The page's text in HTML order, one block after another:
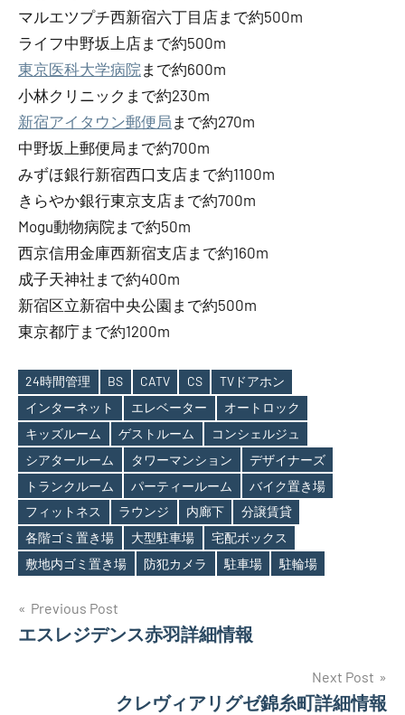
マルエツプチ西新宿六丁目店まで約500m
ライフ中野坂上店まで約500m
東京医科大学病院 まで約600m
小林クリニックまで約230m
新宿アイタウン郵便局 まで約270m
中野坂上郵便局まで約700m
みずほ銀行新宿西口支店まで約1100m
きらやか銀行東京支店まで約700m
Mogu動物病院まで約50m
西京信用金庫西新宿支店まで約160m
成子天神社まで約400m
新宿区立新宿中央公園まで約500m
東京都庁まで約1200m
Tags
24時間管理 BS CATV CS
TVドアホン
インターネット
エレベーター
オートロック
キッズルーム
ゲストルーム
コンシェルジュ
シアタールーム
タワーマンション
デザイナーズ
トランクルーム
パーティールーム
バイク置き場
フィットネス
ラウンジ 内廊下
分譲賃貸
各階ゴミ置き場
大型駐車場
宅配ボックス
敷地内ゴミ置き場
防犯カメラ 駐車場 駐輪場
投
稿
Previous Post
エスレジデンス赤羽詳細情報
Next Post
クレヴィアリグゼ錦糸町詳細情報